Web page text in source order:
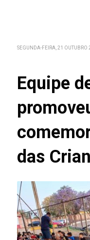
SEGUNDA-FEIRA, 21 OUTUBRO
Equipe
das